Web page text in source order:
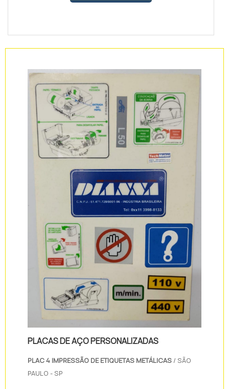
PLACAS DE AÇO PERSONALIZADAS
PLAC 4 IMPRESSÃO DE ETIQUETAS METÁLICAS / SÃO
PAULO - SP